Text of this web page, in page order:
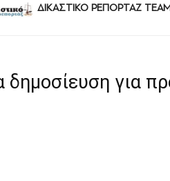
ΔΙΚΑΣΤΙΚΟ ΡΕΠΟΡΤΑΖ
δημοσίευση για